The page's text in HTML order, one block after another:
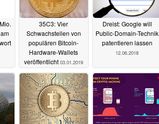
35C3: Vier
Schwachstellen von
populären Bitcoin-
Hardware-Wallets
veröffentlicht 03.01.2019
Dreist: Google will
Public-Domain-Technik
patentieren lassen
12.06.2018